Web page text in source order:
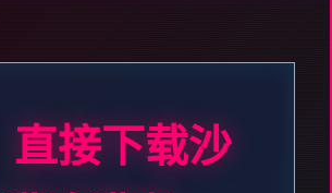
直接下载沙